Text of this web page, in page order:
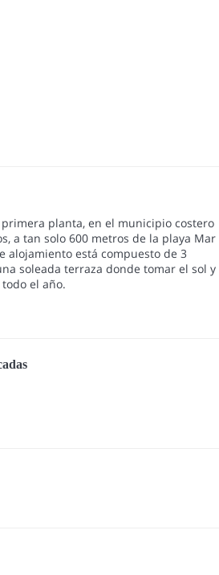
planta, en el municipio costero
a tan solo 600 metros de la playa Mar
alojamiento está compuesto de 3
soleada terraza donde tomar el sol y
el año.